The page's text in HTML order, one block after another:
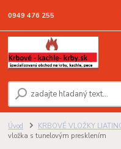
0949 476 255
Úvod KRBOVÉ VLOŽKY
vložka s tunelovým presklením